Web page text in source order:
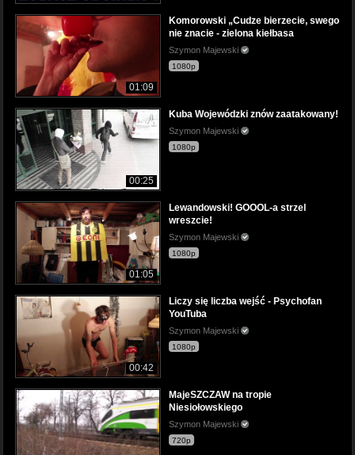
01:09
Komorowski „Cudze bierzecie, swego
nie znacie - zielona kiełbasa
Szymon Majewski
1080p
00:25
Kuba Wojewódzki znów zaatakowany!
Szymon Majewski
1080p
01:05
Lewandowski! GOOOL-a strzel
wreszcie!
Szymon Majewski
1080p
00:42
Liczy się liczba wejść - Psychofan
YouTuba
Szymon Majewski
1080p
MajeSZCZAW na tropie
Niesiołowskiego
Szymon Majewski
720p